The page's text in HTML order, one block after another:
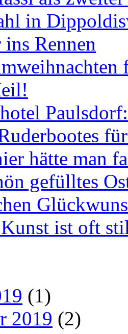
in
Rennen
hätte man
gefülltes
ist oft
(1)
2019 (2)